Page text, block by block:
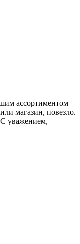
ассортиментом
магазин, повезло.
С уважением,